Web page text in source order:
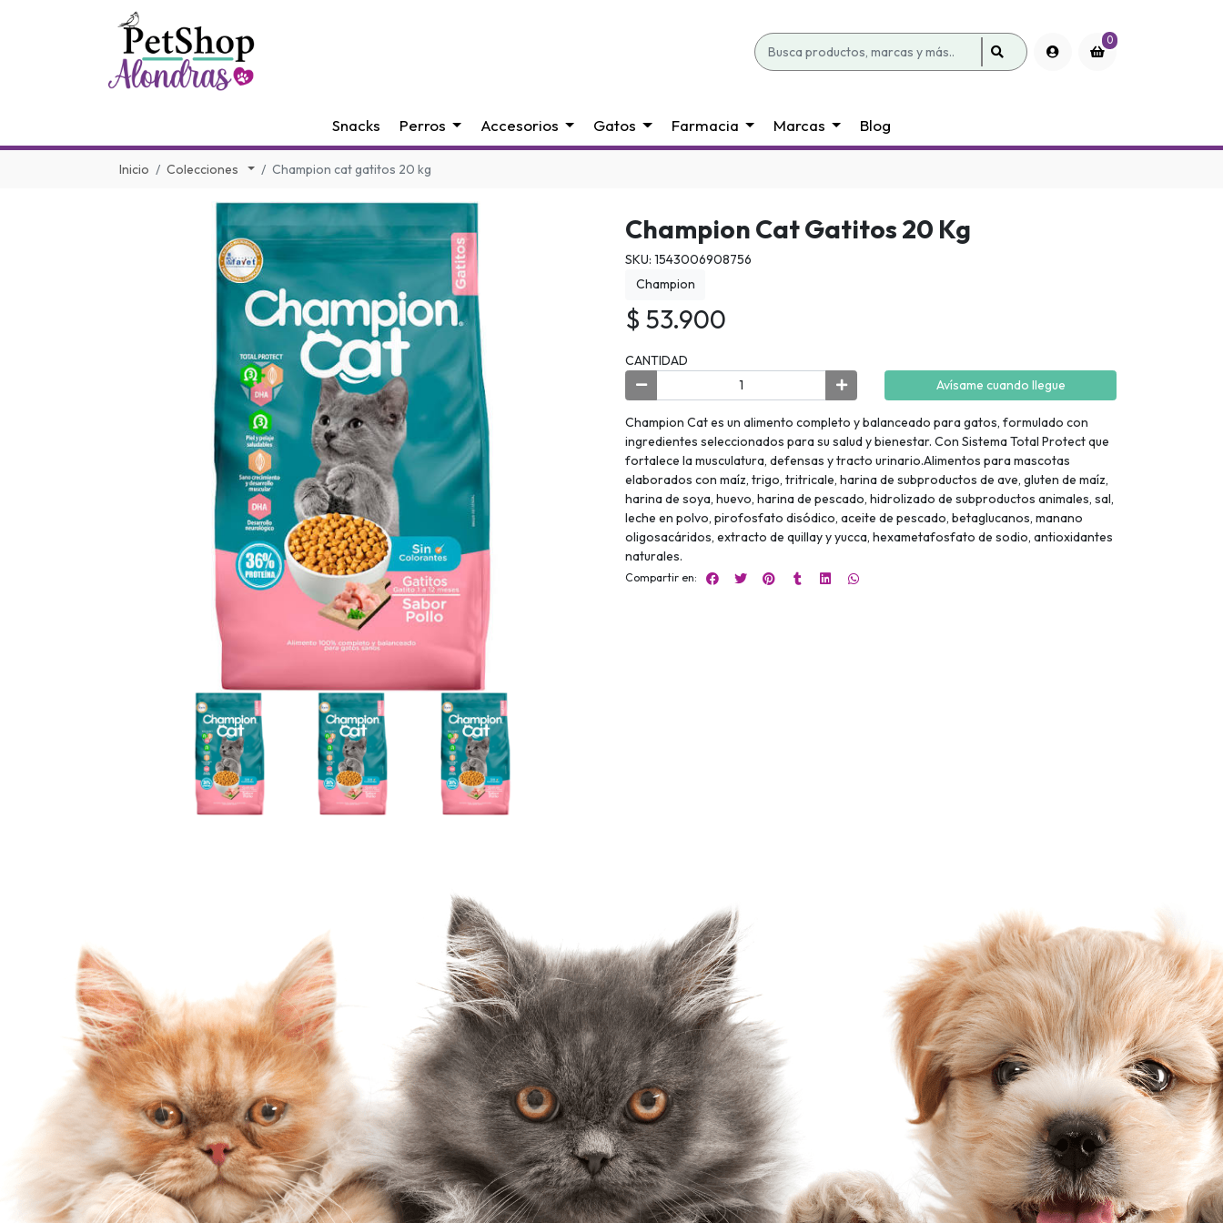
0
Snacks Perros Accesorios Gatos Farmacia Marcas Blog
Inicio Colecciones Champion cat gatitos 20 kg
Champion Cat Gatitos 20 Kg
SKU: 1543006908756
Champion
$ 53.900
CANTIDAD
Avísame cuando llegue
Champion Cat es un alimento completo y balanceado para gatos, formulado con
ingredientes seleccionados para su salud y bienestar. Con Sistema Total Protect que
fortalece la musculatura, defensas y tracto urinario.Alimentos para mascotas
elaborados con maíz, trigo, tritricale, harina de subproductos de ave, gluten de maíz,
harina de soya, huevo, harina de pescado, hidrolizado de subproductos animales, sal,
leche en polvo, pirofosfato disódico, aceite de pescado, betaglucanos, manano
oligosacáridos, extracto de quillay y yucca, hexametafosfato de sodio, antioxidantes
naturales.
Compartir en: